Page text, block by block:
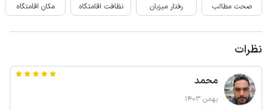
صحت مطالب
رفتار میزبان
نظافت اقامتگاه
مکان اقامتگاه
نظرات
محمد
بهمن 1403